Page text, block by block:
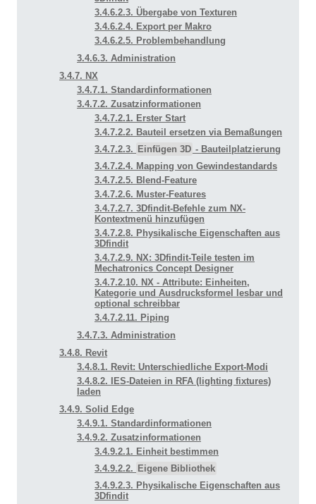
3.4.6.2.3. Übergabe von Texturen
3.4.6.2.4. Export per Makro
3.4.6.2.5. Problembehandlung
3.4.6.3. Administration
3.4.7. NX
3.4.7.1. Standardinformationen
3.4.7.2. Zusatzinformationen
3.4.7.2.1. Erster Start
3.4.7.2.2. Bauteil ersetzen via Bemaßungen
3.4.7.2.3. Einfügen 3D - Bauteilplatzierung
3.4.7.2.4. Mapping von Gewindestandards
3.4.7.2.5. Blend-Feature
3.4.7.2.6. Muster-Features
3.4.7.2.7. 3Dfindit-Befehle zum NX-
Kontextmenü hinzufügen
3.4.7.2.8. Physikalische Eigenschaften aus
3Dfindit
3.4.7.2.9. NX: 3Dfindit-Teile testen im
Mechatronics Concept Designer
3.4.7.2.10. NX - Attribute: Einheiten,
Kategorie und Ausdrucksformel lesbar und
optional schreibbar
3.4.7.2.11. Piping
3.4.7.3. Administration
3.4.8. Revit
3.4.8.1. Revit: Unterschiedliche Export-Modi
3.4.8.2. IES-Dateien in RFA (lighting fixtures)
laden
3.4.9. Solid Edge
3.4.9.1. Standardinformationen
3.4.9.2. Zusatzinformationen
3.4.9.2.1. Einheit bestimmen
3.4.9.2.2. Eigene Bibliothek
3.4.9.2.3. Physikalische Eigenschaften aus
3Dfindit